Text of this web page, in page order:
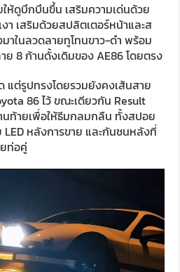
ห้ดูบึกบึนขึ้น เสริมความเด่นด้วย
า เสริมด้วยสปลิตเตอร์หน้าและส
มาในลวดลายทูโทนขาว-ดำ พร้อม
ย 8 ก้านดั้งเดิมของ AE86 โดยตรง
แต่รูปทรงโดยรวมยังคงเส้นสาย
86 ไว้ ขณะเดียวกัน Result
นท้ายเพื่อให้ธีมกลมกลืน ทั้งสปอย
หลังการขาย และกันชนหลังที่
ท่อคู่